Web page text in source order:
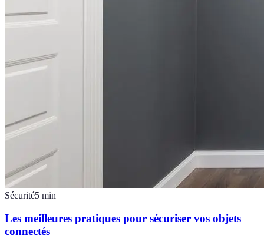
Sécurité5 min
Les meilleures pratiques pour sécuriser vos objets
connectés